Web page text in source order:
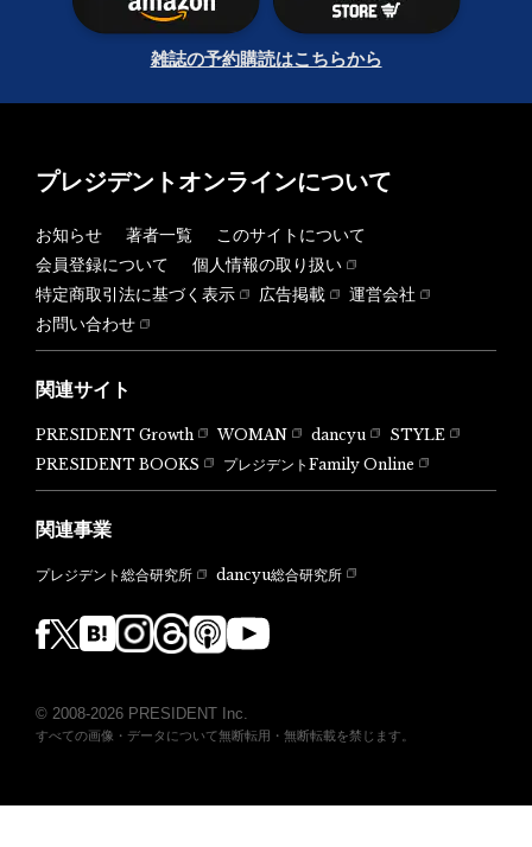
雑誌の予約購読はこちらから
プレジデントオンラインについて
お知らせ 著者一覧
このサイトについて
会員登録について
個人情報の取り扱い
特定商取引法に基づく表示
広告掲載
運営会社
お問い合わせ
関連サイト
PRESIDENT Growth WOMAN dancyu
STYLE
PRESIDENT BOOKS
プレジデントFamily Online
関連事業
プレジデント総合研究所 dancyu総合研究所
© 2008-2026 PRESIDENT Inc.
すべての画像・データについて無断転用・無断転載を禁じます。